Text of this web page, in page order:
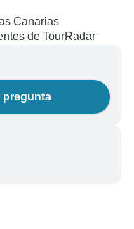
Canarias
de TourRadar
pregunta